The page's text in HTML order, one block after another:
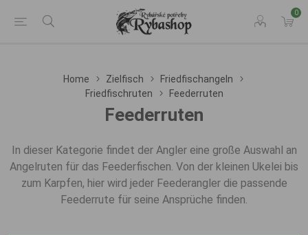
0
Home Zielfisch
Friedfischangeln
Friedfischruten
Feederruten
Feederruten
In dieser Kategorie findet der Angler eine große Auswahl an
Angelruten für das Feederfischen. Von der kleinen Ukelei bis
zum Karpfen, hier wird jeder Feederangler die passende
Feederrute für seine Ansprüche finden.